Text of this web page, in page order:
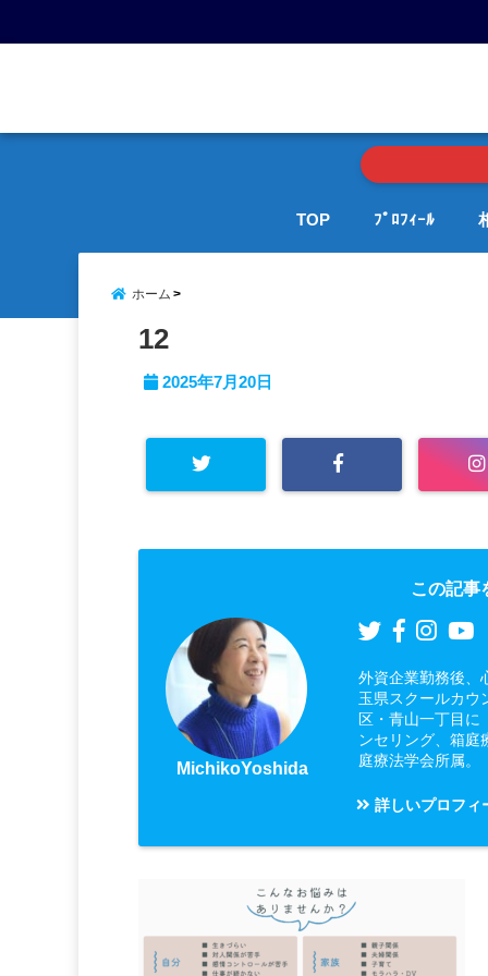
TOP ﾌﾟﾛﾌｨｰﾙ
ホーム
12
2025年7月20日
この記事
MichikoYoshida
外資企業勤務後、
玉県スクールカウ
区・青山一丁目に
ンセリング、箱庭
庭療法学会所属。
詳しいプロフィ